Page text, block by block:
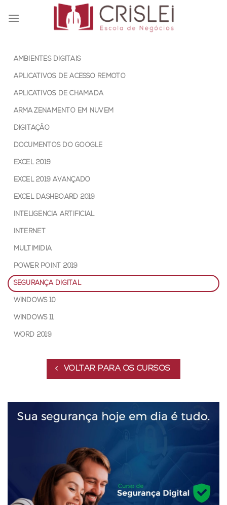
AMBIENTES DIGITAIS
APLICATIVOS DE ACESSO REMOTO
APLICATIVOS DE CHAMADA
ARMAZENAMENTO EM NUVEM
DIGITAÇÃO
DOCUMENTOS DO GOOGLE
EXCEL 2019
EXCEL 2019 AVANÇADO
EXCEL DASHBOARD 2019
INTELIGÊNCIA ARTIFICIAL
INTERNET
MULTIMÍDIA
POWER POINT 2019
SEGURANÇA DIGITAL
WINDOWS 10
WINDOWS 11
WORD 2019
VOLTAR PARA OS CURSOS